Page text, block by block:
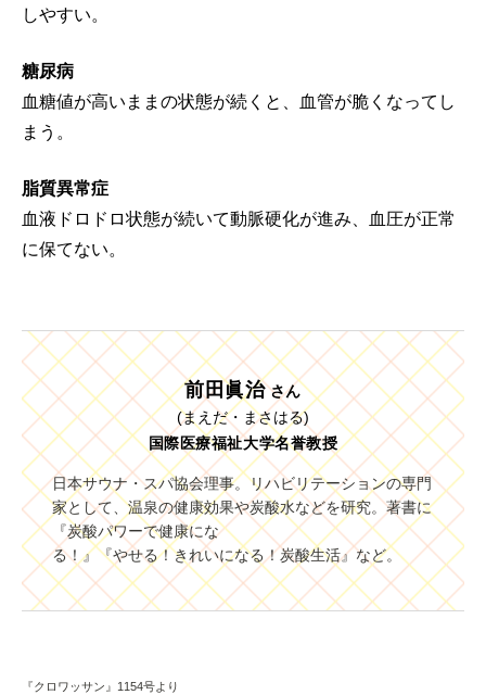
しやすい。
糖尿病
血糖値が高いままの状態が続くと、血管が脆くなってし
まう。
脂質異常症
血液ドロドロ状態が続いて動脈硬化が進み、血圧が正常
に保てない。
前田眞治 さん
(まえだ・まさはる)
国際医療福祉大学名誉教授
日本サウナ・スパ協会理事。リハビリテーションの専門
家として、温泉の健康効果や炭酸水などを研究。著書に
『炭酸パワーで健康にな
る！』『やせる！きれいになる！炭酸生活』など。
『クロワッサン』1154号より